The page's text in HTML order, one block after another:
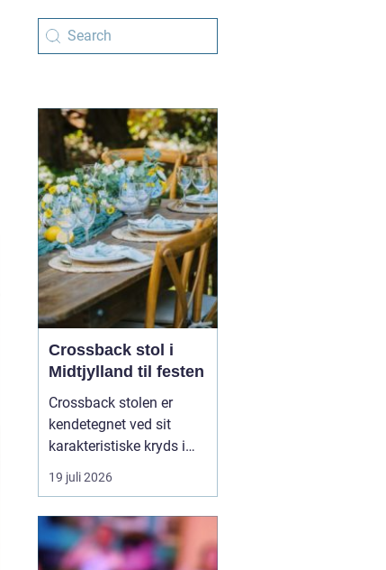
Crossback stol i
Midtjylland til festen
Crossback stolen er
kendetegnet ved sit
karakteristiske kryds i
ryggen og ofte et sæde i
træ eller polstret
bredt i festtelte, i
forsamlingshuse og på
19 juli 2026